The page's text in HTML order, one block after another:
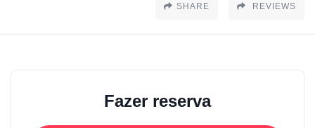
SHARE REVIEWS
Fazer reserva